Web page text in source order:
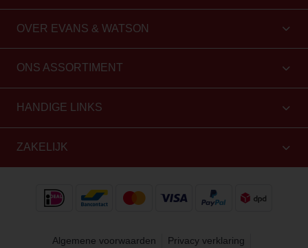
OVER EVANS & WATSON
ONS ASSORTIMENT
HANDIGE LINKS
ZAKELIJK
Algemene voorwaarden Privacy verklaring